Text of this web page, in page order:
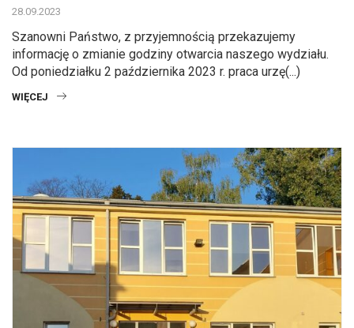
28.09.2023
Szanowni Państwo, z przyjemnością przekazujemy
informację o zmianie godziny otwarcia naszego wydziału.
Od poniedziałku 2 października 2023 r. praca urzę(...)
WIĘCEJ